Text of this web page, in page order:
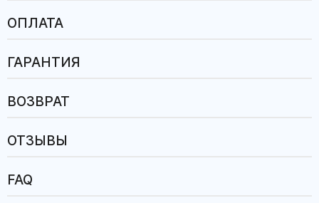
ОПЛАТА
ГАРАНТИЯ
ВОЗВРАТ
ОТЗЫВЫ
FAQ